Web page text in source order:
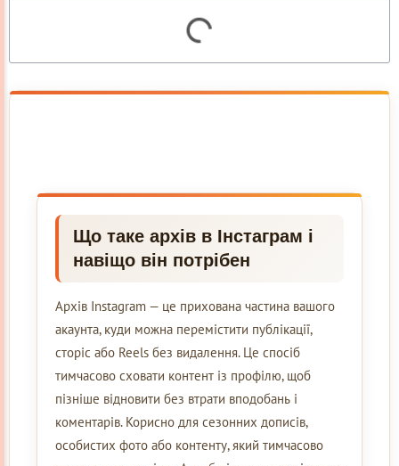
Що таке архів в Інстаграм і
навіщо він потрібен
Архів Instagram — це прихована частина вашого
акаунта, куди можна перемістити публікації,
сторіс або Reels без видалення. Це спосіб
тимчасово сховати контент із профілю, щоб
пізніше відновити без втрати вподобань і
коментарів. Корисно для сезонних дописів,
особистих фото або контенту, який тимчасово